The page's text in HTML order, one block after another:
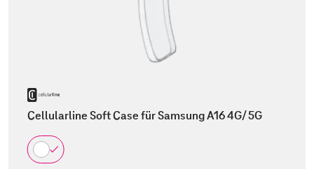
Cellularline Soft Case für Samsung A16 4G/ 5G